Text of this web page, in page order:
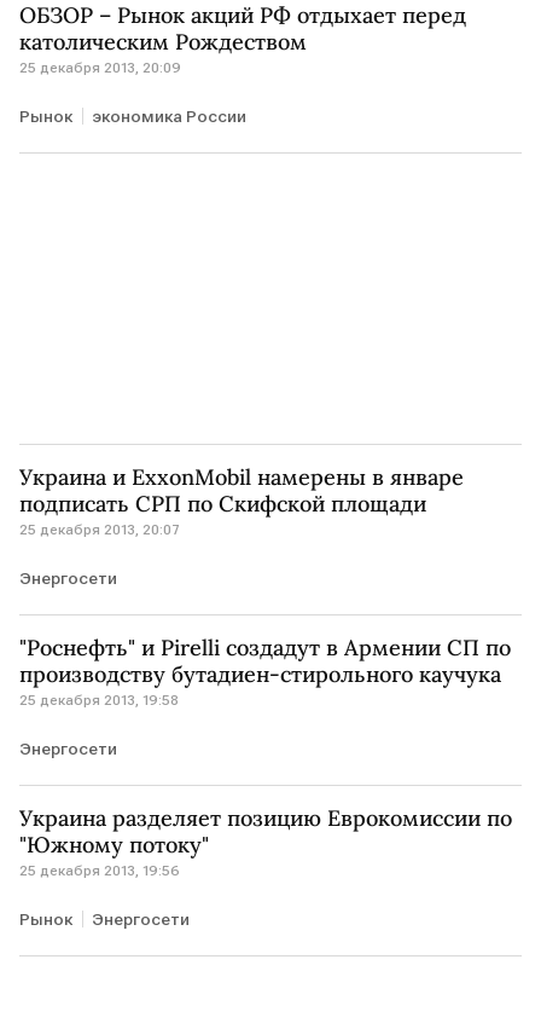
ОБЗОР – Рынок акций РФ отдыхает перед
католическим Рождеством
25 декабря 2013, 20:09
Рынок экономика России
Украина и ExxonMobil намерены в январе
подписать СРП по Скифской площади
25 декабря 2013, 20:07
Энергосети
"Роснефть" и Pirelli создадут в Армении СП по
производству бутадиен-стирольного каучука
25 декабря 2013, 19:58
Энергосети
Украина разделяет позицию Еврокомиссии по
"Южному потоку"
25 декабря 2013, 19:56
Рынок Энергосети